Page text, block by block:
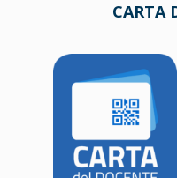
CARTA